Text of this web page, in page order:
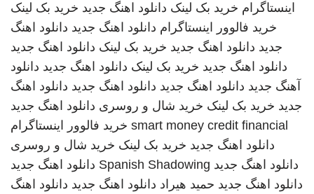
اینستاگرام خرید بک لینک دانلود اهنگ جدید خرید بک لینک
خرید فالوور اینستاگرام دانلود اهنگ جدید دانلود اهنگ
جدید دانلود اهنگ جدید خرید بک لینک دانلود اهنگ جدید
دانلود اهنگ جدید خرید بک لینک دانلود اهنگ جدید دانلود
آهنگ جدید دانلود اهنگ جدید دانلود اهنگ جدید دانلود اهنگ
جدید خرید بک لینک خرید شال و روسری دانلود اهنگ جدید
smart money credit financial خرید فالوور اینستاگرام
دانلود اهنگ جدید خرید بک لینک خرید شال و روسری
دانلود اهنگ جدید Spanish Shadowing دانلود اهنگ جدید
دانلود اهنگ جدید حمید هیراد دانلود اهنگ جدید دانلود اهنگ